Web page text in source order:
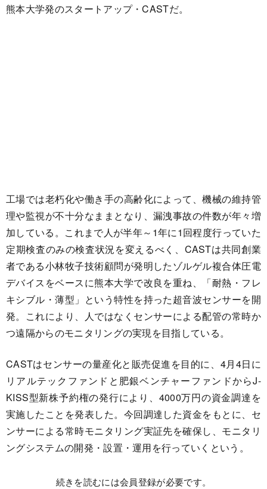
熊本大学発のスタートアップ・CASTだ。
工場では老朽化や働き手の高齢化によって、機械の維持管
理や監視が不十分なままとなり、漏洩事故の件数が年々増
加している。これまで人が半年～1年に1回程度行っていた
定期検査のみの検査状況を変えるべく、CASTは共同創業
者である小林牧子技術顧問が発明したゾルゲル複合体圧電
デバイスをベースに熊本大学で改良を重ね、「耐熱・フレ
キシブル・薄型」という特性を持った超音波センサーを開
発。これにより、人ではなくセンサーによる配管の常時か
つ遠隔からのモニタリングの実現を目指している。
CASTはセンサーの量産化と販売促進を目的に、4月4日に
リアルテックファンドと肥銀ベンチャーファンドからJ-
KISS型新株予約権の発行により、4000万円の資金調達を
実施したことを発表した。今回調達した資金をもとに、セ
ンサーによる常時モニタリング実証先を確保し、モニタリ
ングシステムの開発・設置・運用を行っていくという。
続きを読むには会員登録が必要です。